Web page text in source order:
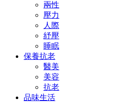
兩性
壓力
人際
紓壓
睡眠
保養抗老
醫美
美容
抗老
品味生活